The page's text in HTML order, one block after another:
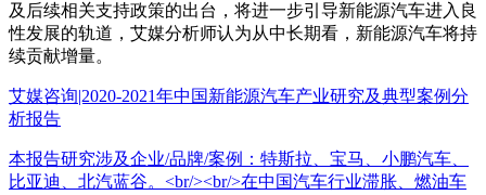
及后续相关支持政策的出台，将进一步引导新能源汽车进入良
性发展的轨道，艾媒分析师认为从中长期看，新能源汽车将持
续贡献增量。
艾媒咨询|2020-2021年中国新能源汽车产业研究及典型案例分
析报告
本报告研究涉及企业/品牌/案例：特斯拉、宝马、小鹏汽车、
比亚迪、北汽蓝谷。<br/><br/>在中国汽车行业滞胀、燃油车